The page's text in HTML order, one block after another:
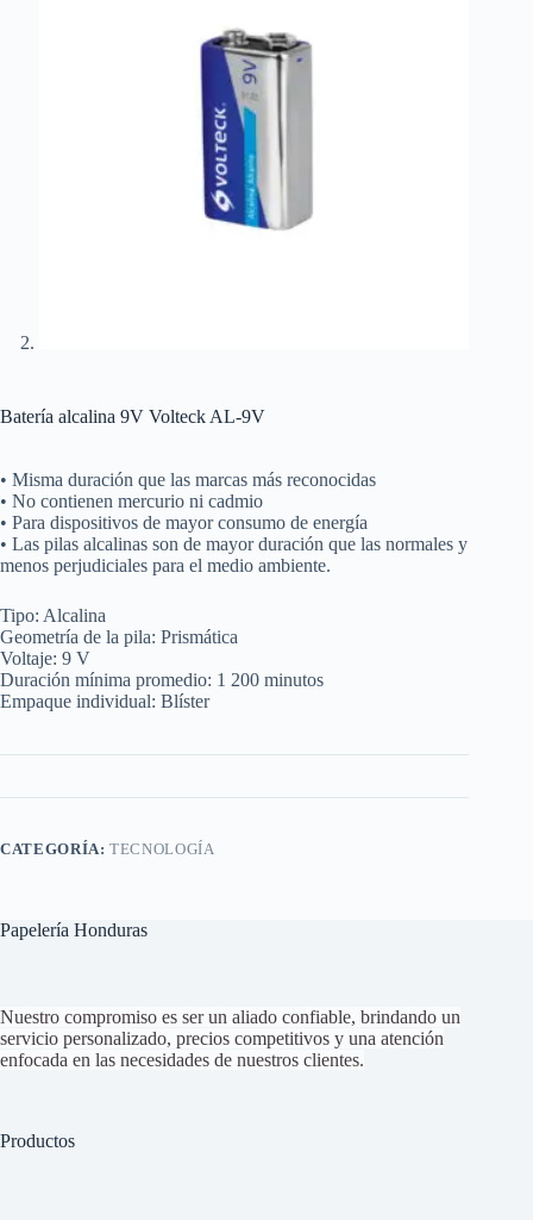
Batería alcalina 9V Volteck AL-9V
• Misma duración que las marcas más reconocidas
• No contienen mercurio ni cadmio
• Para dispositivos de mayor consumo de energía
• Las pilas alcalinas son de mayor duración que las normales y
menos perjudiciales para el medio ambiente.
Tipo: Alcalina
Geometría de la pila: Prismática
Voltaje: 9 V
Duración mínima promedio: 1 200 minutos
Empaque individual: Blíster
CATEGORÍA:TECNOLOGÍA
Papelería Honduras
Nuestro compromiso es ser un aliado confiable, brindando un
servicio personalizado, precios competitivos y una atención
enfocada en las necesidades de nuestros clientes.
Productos